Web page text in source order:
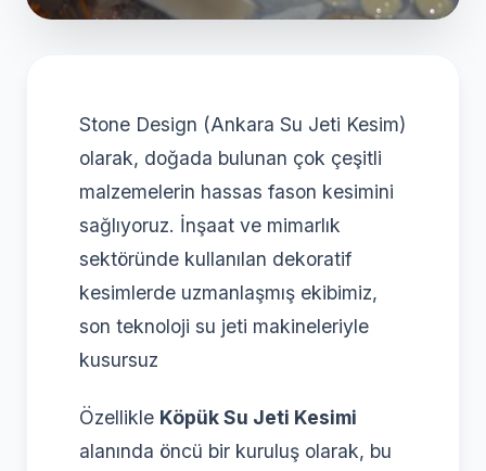
Stone Design (Ankara Su Jeti Kesim)
olarak, doğada bulunan çok çeşitli
malzemelerin hassas fason kesimini
sağlıyoruz. İnşaat ve mimarlık
sektöründe kullanılan dekoratif
kesimlerde uzmanlaşmış ekibimiz,
son teknoloji su jeti makineleriyle
kusursuz
Özellikle Köpük Su Jeti Kesimi
alanında öncü bir kuruluş olarak, bu